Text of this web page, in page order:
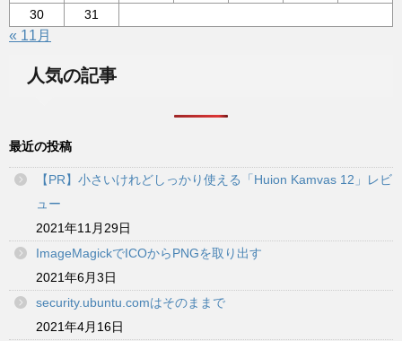
30
31
« 11月
人気の記事
最近の投稿
【PR】小さいけれどしっかり使える「Huion Kamvas 12」レビ
ュー
2021年11月29日
ImageMagickでICOからPNGを取り出す
2021年6月3日
security.ubuntu.comはそのままで
2021年4月16日